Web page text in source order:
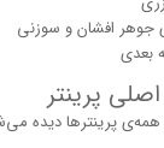
جوهر افشان و سوزنی
بعدی
پرینتر
همه‌ی پرینترها دیده